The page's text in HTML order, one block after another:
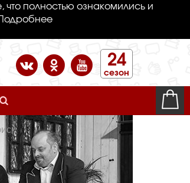
полностью ознакомились и
Подробнее
24
сезон